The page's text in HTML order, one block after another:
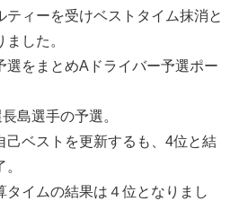
ティーを受けベストタイム抹消と
した。
選をまとめAドライバー予選ポー
島選手の予選。
己ベストを更新するも、4位と結
タイムの結果は４位となりまし